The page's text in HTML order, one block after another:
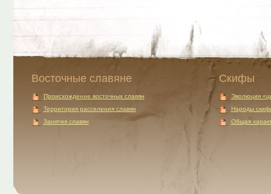
Восточные славяне
Происхождение восточных славян
Территория расселения славян
Занятия славян
Скифы
Эволюция
Народы
Общая